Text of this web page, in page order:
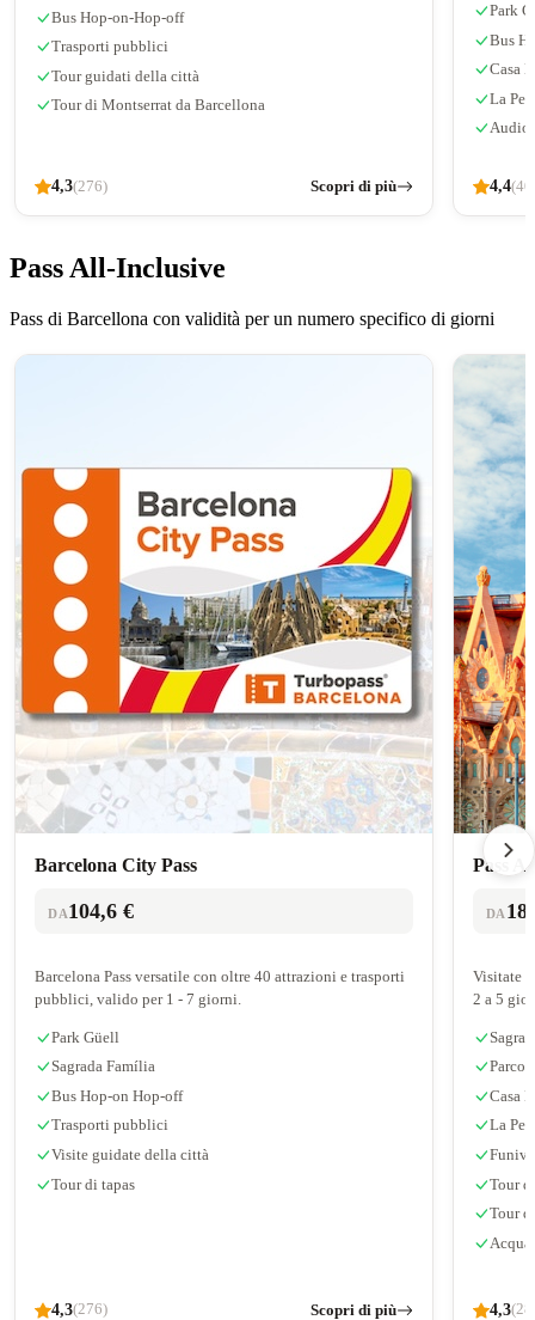
Bus Hop-on-Hop-off
Trasporti pubblici
Tour guidati della città
Tour di Montserrat da Barcellona
4,3(276) Scopri di più
Park
Bus
Casa
La
4,4
Pass All-Inclusive
Pass di Barcellona con validità per un numero specifico di giorni
Barcelona City Pass
DA104,6 €
Barcelona Pass versatile con oltre 40 attrazioni e trasporti
pubblici, valido per 1 - 7 giorni.
Park Güell
Sagrada Família
Bus Hop-on Hop-off
Trasporti pubblici
Visite guidate della città
Tour di tapas
4,3(276) Scopri di più
Pass
DA
Visitate
2 a 5
Parco
Casa
La
Tour
Tour
4,3